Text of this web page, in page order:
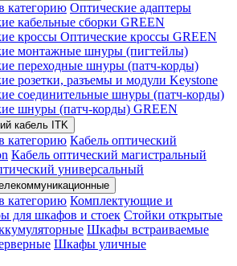
категорию Оптические адаптеры
кабельные сборки GREEN
кроссы Оптические кроссы GREEN
монтажные шнуры (пигтейлы)
переходные шнуры (патч-корды)
розетки, разъемы и модули Keystone
соединительные шнуры (патч-корды)
шнуры (патч-корды) GREEN
кабель ITK
категорию Кабель оптический
Кабель оптический магистральный
универсальный
категорию Комплектующие и
для шкафов и стоек Стойки открытые
Шкафы встраиваемые
Шкафы уличные